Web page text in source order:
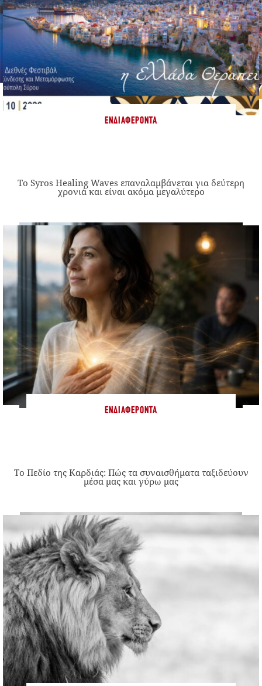
ΕΝΔΙΑΦΈΡΟΝΤΑ
Το Syros Healing Waves επαναλαμβάνεται για δεύτερη
χρονιά και είναι ακόμα μεγαλύτερο
ΕΝΔΙΑΦΈΡΟΝΤΑ
Το Πεδίο της Καρδιάς: Πώς τα συναισθήματα ταξιδεύουν
μέσα μας και γύρω μας